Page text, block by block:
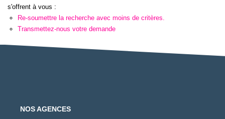
s'offrent à vous :
Re-soumettre la recherche avec moins de critères.
Transmettez-nous votre demande
NOS AGENCES